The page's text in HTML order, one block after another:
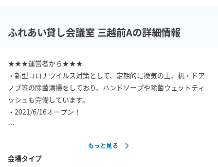
ふれあい貸し会議室 三越前Aの詳細情報
★★★運営者から★★★
・新型コロナウイルス対策として、定期的に換気の上、机・ドア
ノブ等の除菌清掃をしており、ハンドソープや除菌ウェットティ
ッシュも完備しています。
・2021/6/16オープン！
・【広さ】20平米（共用部込）
・ホワイトボード・WiFiを無料でお使いになれます！
もっと見る
会場タイプ